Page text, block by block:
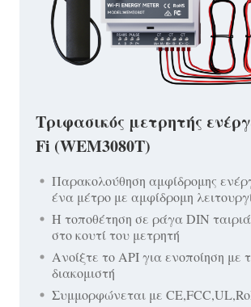
Τριφασικός μετρητής
Fi (WEM3080T)
Παρακολούθηση αμφίδρομης
ένα μέτρο με αμφίδρομη
Η τοποθέτηση σε ράγα DIN
στο κουτί του μετρητή
Ανοίξτε το API για ενοποίηση με
διακομιστή
Συμμορφώνεται με